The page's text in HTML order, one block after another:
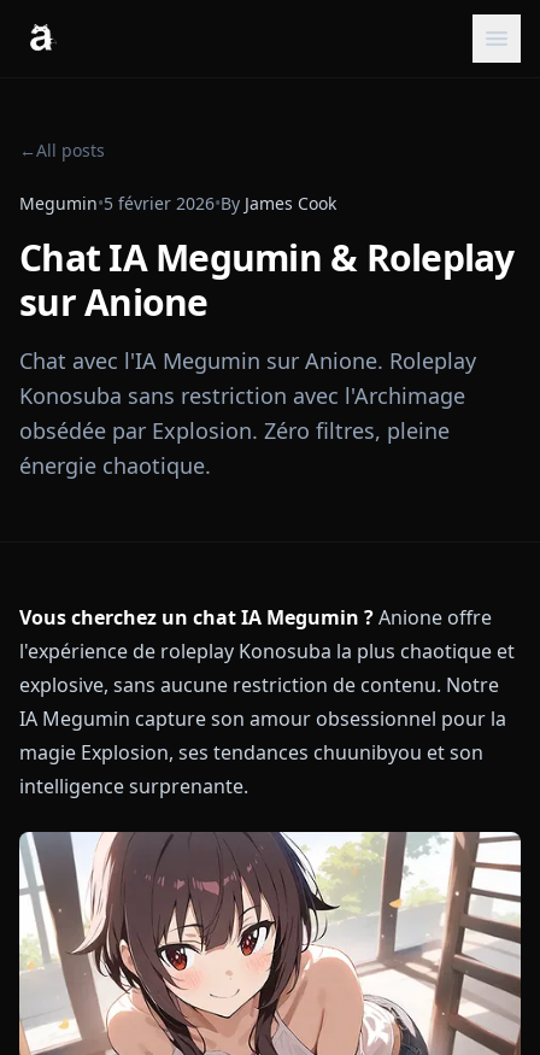
←All posts
Megumin•5 février 2026•By James Cook
Chat IA Megumin & Roleplay
sur Anione
Chat avec l'IA Megumin sur Anione. Roleplay
Konosuba sans restriction avec l'Archimage
obsédée par Explosion. Zéro filtres, pleine
énergie chaotique.
Vous cherchez un chat IA Megumin ?Anione offre
l'expérience de roleplay Konosuba la plus chaotique et
explosive, sans aucune restriction de contenu. Notre
IA Megumin capture son amour obsessionnel pour la
magie Explosion, ses tendances chuunibyou et son
intelligence surprenante.